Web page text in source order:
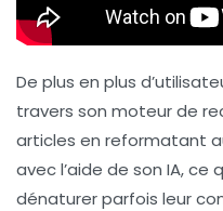
De plus en plus
travers son moteur de
articles en reformatant
avec l’aide de son IA,
dénaturer parfois leur